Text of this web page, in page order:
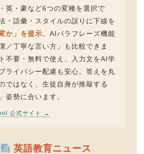
英・豪など6つの変種を選択で
・語彙・スタイルの誤りに下線を
か」を提示。AIパラフレーズ機能
／丁寧な言い方」も比較できま
不要・無料で使え、入力文をAI学
ライバシー配慮も安心。答えを丸
ではなく、生徒自身が推敲する
姿勢に合います。
公式サイト →
英語教育ニュース